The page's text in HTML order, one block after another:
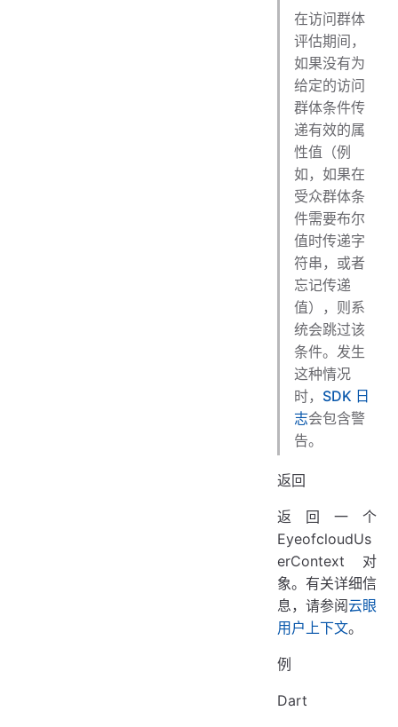
在访问群体
评估期间，
如果没有为
给定的访问
群体条件传
递有效的属
性值（例
如，如果在
受众群体条
件需要布尔
值时传递字
符串，或者
忘记传递
值），则系
统会跳过该
条件。发生
这种情况
时， SDK 日
志会包含警
告。
返回
返回一个
EyeofcloudUs
erContext 对
象。有关详细信
息，请参阅云眼
用户上下文。
例
Dart